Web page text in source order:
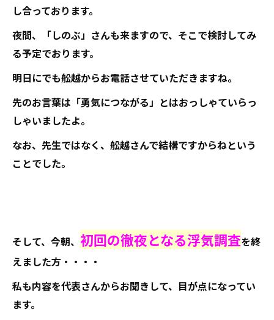
し合っております。
夜間、「しのぶ」さんも来ますので、そこで検討してみ
る予定でおります。
明日にでも舩越からお電話させていただきますね。
先のお言葉は「勇気につながる」とはおっしゃていらっ
しゃいましたよ。
なお、先生ではなく、舩越さんで結構ですからねという
ことでした。
そして、今朝、 初回の徹夜となる浮気調査を終
えました方・・・・
私も内容を代表さんからお聞きして、目が点になってい
ます。